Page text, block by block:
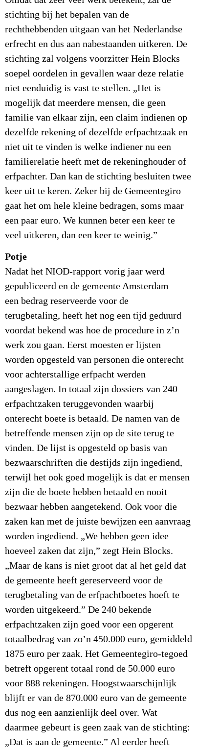
stichting bij het bepalen van de
rechthebbenden uitgaan van het Nederlandse
erfrecht en dus aan nabestaanden uitkeren. De
stichting zal volgens voorzitter Hein Blocks
soepel oordelen in gevallen waar deze relatie
niet eenduidig is vast te stellen. „Het is
mogelijk dat meerdere mensen, die geen
familie van elkaar zijn, een claim indienen op
dezelfde rekening of dezelfde erfpachtzaak en
niet uit te vinden is welke indiener nu een
familierelatie heeft met de rekeninghouder of
erfpachter. Dan kan de stichting besluiten twee
keer uit te keren. Zeker bij de Gemeentegiro
gaat het om hele kleine bedragen, soms maar
een paar euro. We kunnen beter een keer te
veel uitkeren, dan een keer te weinig.”
Potje
Nadat het NIOD-rapport vorig jaar werd
gepubliceerd en de gemeente Amsterdam
een bedrag reserveerde voor de
terugbetaling, heeft het nog een tijd geduurd
voordat bekend was hoe de procedure in z’n
werk zou gaan. Eerst moesten er lijsten
worden opgesteld van personen die onterecht
voor achterstallige erfpacht werden
aangeslagen. In totaal zijn dossiers van 240
erfpachtzaken teruggevonden waarbij
onterecht boete is betaald. De namen van de
betreffende mensen zijn op de site terug te
vinden. De lijst is opgesteld op basis van
bezwaarschriften die destijds zijn ingediend,
terwijl het ook goed mogelijk is dat er mensen
zijn die de boete hebben betaald en nooit
bezwaar hebben aangetekend. Ook voor die
zaken kan met de juiste bewijzen een aanvraag
worden ingediend. „We hebben geen idee
hoeveel zaken dat zijn,” zegt Hein Blocks.
„Maar de kans is niet groot dat al het geld dat
de gemeente heeft gereserveerd voor de
terugbetaling van de erfpachtboetes hoeft te
worden uitgekeerd.” De 240 bekende
erfpachtzaken zijn goed voor een opgerent
totaalbedrag van zo’n 450.000 euro, gemiddeld
1875 euro per zaak. Het Gemeentegiro-tegoed
betreft opgerent totaal rond de 50.000 euro
voor 888 rekeningen. Hoogstwaarschijnlijk
blijft er van de 870.000 euro van de gemeente
dus nog een aanzienlijk deel over. Wat
daarmee gebeurt is geen zaak van de stichting:
„Dat is aan de gemeente.” Al eerder heeft